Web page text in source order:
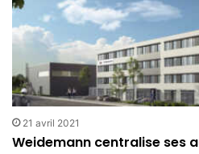
21 avril 2021
Weidemann centralise ses